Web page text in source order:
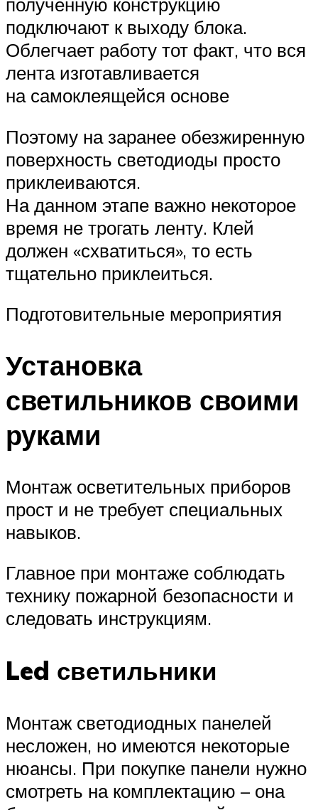
подключают к выходу блока.
Облегчает работу тот факт, что вся
лента изготавливается
на самоклеящейся основе
Поэтому на заранее обезжиренную
поверхность светодиоды просто
приклеиваются.
На данном этапе важно некоторое
время не трогать ленту. Клей
должен «схватиться», то есть
тщательно приклеиться.
Подготовительные мероприятия
Установка
светильников своими
руками
Монтаж осветительных приборов
прост и не требует специальных
навыков.
Главное при монтаже соблюдать
технику пожарной безопасности и
следовать инструкциям.
Led светильники
Монтаж светодиодных панелей
несложен, но имеются некоторые
нюансы. При покупке панели нужно
смотреть на комплектацию – она